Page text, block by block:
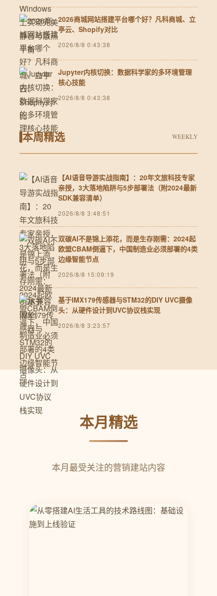
2026商城网站搭建平台哪个好？凡科商城、立
亭云、Shopify对比
2026/8/8 0:43:38
Jupyter内核切换：数据科学家的多环境管理
核心技能
2026/8/8 0:43:38
本周精选 WEEKLY
【AI语音导游实战指南】：20年文旅科技专家
亲授，3大落地陷阱与5步部署法（附2024最新
SDK兼容清单）
2026/8/8 3:48:51
双碳AI不是锦上添花，而是生存刚需：2024起
欧盟CBAM倒逼下，中国制造业必须部署的4类
边缘智能节点
2026/8/8 15:09:19
基于IMX179传感器与STM32的DIY UVC摄像
头：从硬件设计到UVC协议栈实现
2026/8/8 3:23:57
本月精选
本月最受关注的营销建站内容